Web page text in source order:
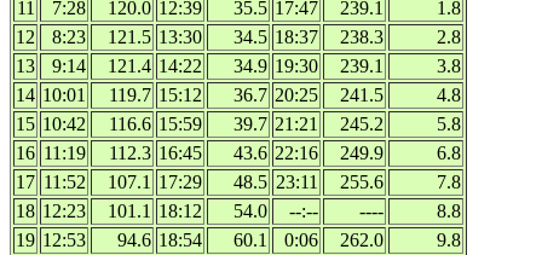
11
7:28 120.0 12:39 35.5 17:47 239.1
1.8
12
8:23 121.5 13:30 34.5 18:37 238.3
2.8
13
9:14 121.4 14:22 34.9 19:30 239.1
3.8
14 10:01 119.7 15:12 36.7 20:25 241.5
4.8
15 10:42 116.6 15:59 39.7 21:21 245.2
5.8
16 11:19 112.3 16:45 43.6 22:16 249.9
6.8
17 11:52 107.1 17:29 48.5 23:11 255.6
7.8
18 12:23 101.1 18:12 54.0 --:-- ----
8.8
19 12:53 94.6 18:54 60.1 0:06 262.0
9.8